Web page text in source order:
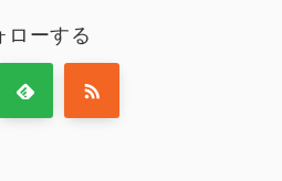
ローする